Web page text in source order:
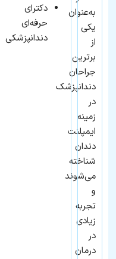
به‌عنوان
یکی
از
برترین
جراحان
دندانپزشک
در
زمینه
ایمپلنت
دندان
شناخته
می‌شوند
و
تجربه
زیادی
در
درمان
دکترای
حرفه‌ای
دندانپزشکی